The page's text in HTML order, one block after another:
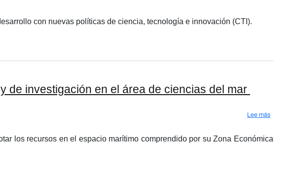
con nuevas políticas de ciencia, tecnología e innovación (CTI).
de investigación en el área de ciencias del mar
Lee mássobre
los recursos en el espacio marítimo comprendido por su Zona Económica